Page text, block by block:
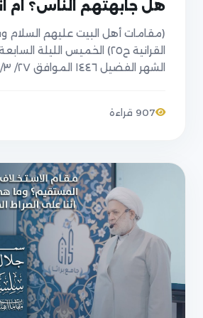
هل جابهتهم الناس؟ ام
استغفلوهم؟
(مقامات أهل البيت عليهم السلام
القرانية ح٢٥) الخميس الليلة
الشهر الفضيل ١٤٤٦ الموافق ٢٧/ ٣/ ٢٠٢٥
907 قراءة